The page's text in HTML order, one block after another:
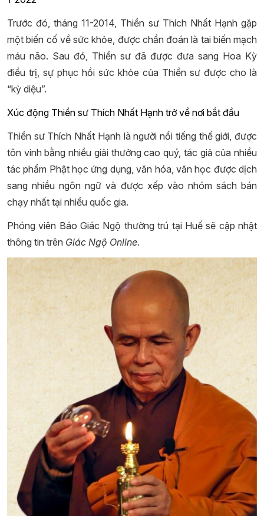
Trước đó, tháng 11-2014, Thiền sư Thích Nhất Hạnh gặp
một biến cố về sức khỏe, được chẩn đoán là tai biến mạch
máu não. Sau đó, Thiền sư đã được đưa sang Hoa Kỳ
điều trị, sự phục hồi sức khỏe của Thiền sư được cho là
“kỳ diệu”.
Xúc động Thiền sư Thích Nhất Hạnh trở về nơi bắt đầu
Thiền sư Thích Nhất Hạnh là người nổi tiếng thế giới, được
tôn vinh bằng nhiều giải thưởng cao quý, tác giả của nhiều
tác phẩm Phật học ứng dụng, văn hóa, văn học được dịch
sang nhiều ngôn ngữ và được xếp vào nhóm sách bán
chạy nhất tại nhiều quốc gia.
Phóng viên Báo Giác Ngộ thường trú tại Huế sẽ cập nhật
thông tin trên Giác Ngộ Online.